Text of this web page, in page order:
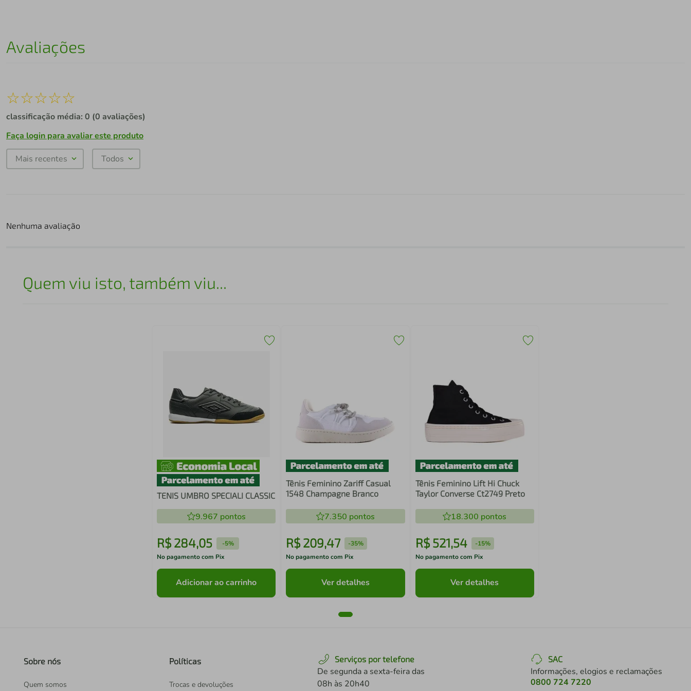
Avaliações
☆☆☆☆☆
classificação média: 0 (0 avaliações)
Faça login para avaliar este produto
Mais recentes Todos
Nenhuma avaliação
Quem viu isto, também viu...
TENIS UMBRO SPECIALI CLASSIC
9.967 pontos
R$284,05 -5%
No pagamento com Pix
Adicionar ao carrinho
Tênis Feminino Zariff Casual
1548 Champagne Branco
7.350 pontos
R$209,47 -35%
No pagamento com Pix
Ver detalhes
Tênis Feminino Lift Hi Chuck
Taylor Converse Ct2749 Preto
18.300 pontos
R$ 521,54 -15%
No pagamento com Pix
Ver detalhes
Sobre nós
Quem somos
Políticas
Trocas e devoluções
Serviços por telefone
De segunda a sexta-feira das
08h às 20h40
SAC
Informações, elogios e reclamações
0800 724 7220